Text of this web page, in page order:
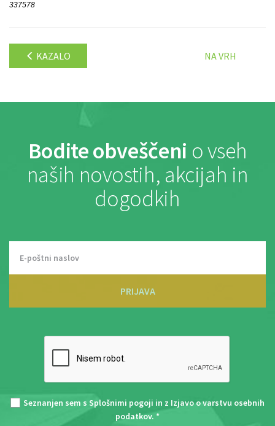
337578
KAZALO NA VRH
Bodite obveščeni o vseh
naših novostih, akcijah in
dogodkih
PRIJAVA
Seznanjen sem s Splošnimi pogoji in z Izjavo o varstvu osebnih
podatkov. *